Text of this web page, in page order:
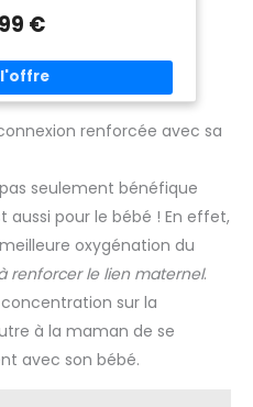
sport, à l'extérieur, au parc et
au-delà. Le tapis de yoga peut
d'entraînement, les pique-
voyages et plus encore 【14
Couleurs】Couleurs colorées
pour vous de choisir,
votre bonne humeur tous les
jours
et faciles à nettoyer.
de fitness PROIRON soutient
les genoux et les coudes
66 cm, épaisseur de 10 mm -
pour les personnes de toutes
le pilates, les exercices,
les parcs. Le tapis de
€
renforcée avec sa
seulement bénéfique
aussi pour le bébé ! En effet,
oxygénation du
renforcer le lien maternel.
sur la
à la maman de se
avec son bébé.